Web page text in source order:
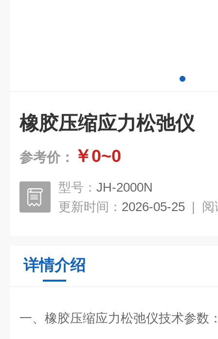
橡胶压缩应力松弛仪
参考价： ￥0~0
型号： JH-2000N
更新时间： 2026-05-25 | 阅
详情介绍
一、 橡胶压缩应力松弛仪技术参数